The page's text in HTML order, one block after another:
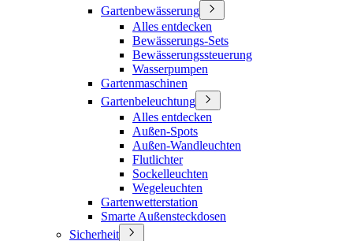
Gartenbewässerung
Alles entdecken
Bewässerungs-Sets
Bewässerungssteuerung
Wasserpumpen
Gartenmaschinen
Gartenbeleuchtung
Alles entdecken
Außen-Spots
Außen-Wandleuchten
Flutlichter
Sockelleuchten
Wegeleuchten
Gartenwetterstation
Smarte Außensteckdosen
Sicherheit